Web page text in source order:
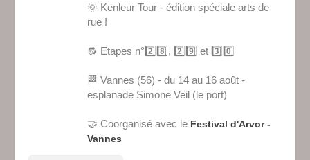
🌞 Kenleur Tour - édition spéciale arts de
rue !
🔂 Etapes n°2️⃣8️⃣, 2️⃣9️⃣ et 3️⃣0️⃣
🏁 Vannes (56) - du 14 au 16 août -
esplanade Simone Veil (le port)
🤝 Coorganisé avec le Festival d'Arvor -
Vannes